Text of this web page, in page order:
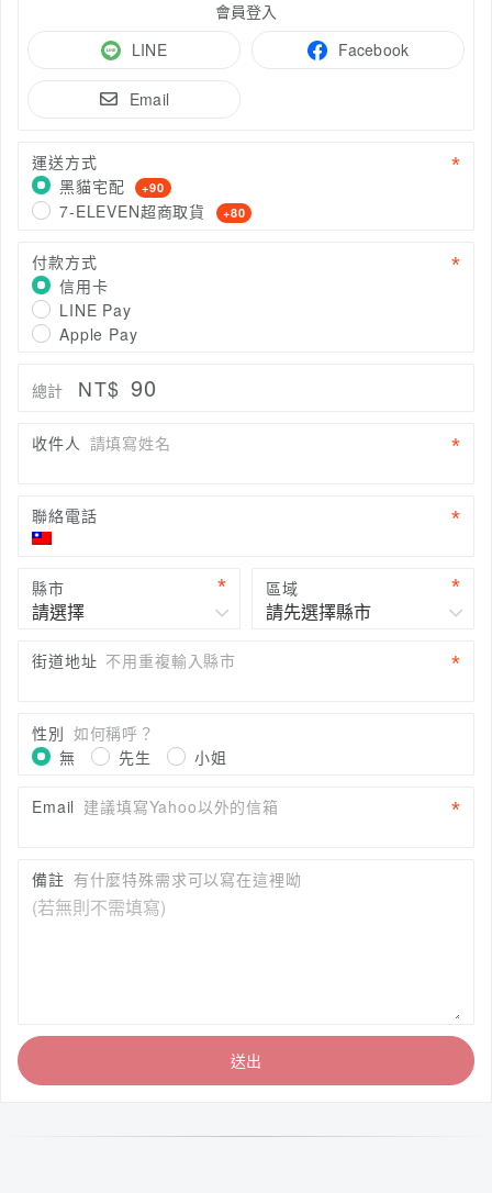
會員登入
LINE
Facebook
Email
運送方式
黑貓宅配
+90
7-ELEVEN超商取貨 +80
付款方式
信用卡
LINE Pay
Apple Pay
總計 NT$ 90
收件人 請填寫姓名
聯絡電話
縣市 區域
街道地址 不用重複輸入縣市
性別 如何稱呼？
無
先生 小姐
Email 建議填寫Yahoo以外的信箱
備註 有什麼特殊需求可以寫在這裡呦
送出